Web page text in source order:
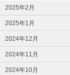
2025年2月
2025年1月
2024年12月
2024年11月
2024年10月